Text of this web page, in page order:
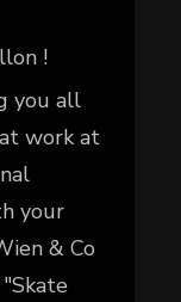
!
you all
work at
your
& Co